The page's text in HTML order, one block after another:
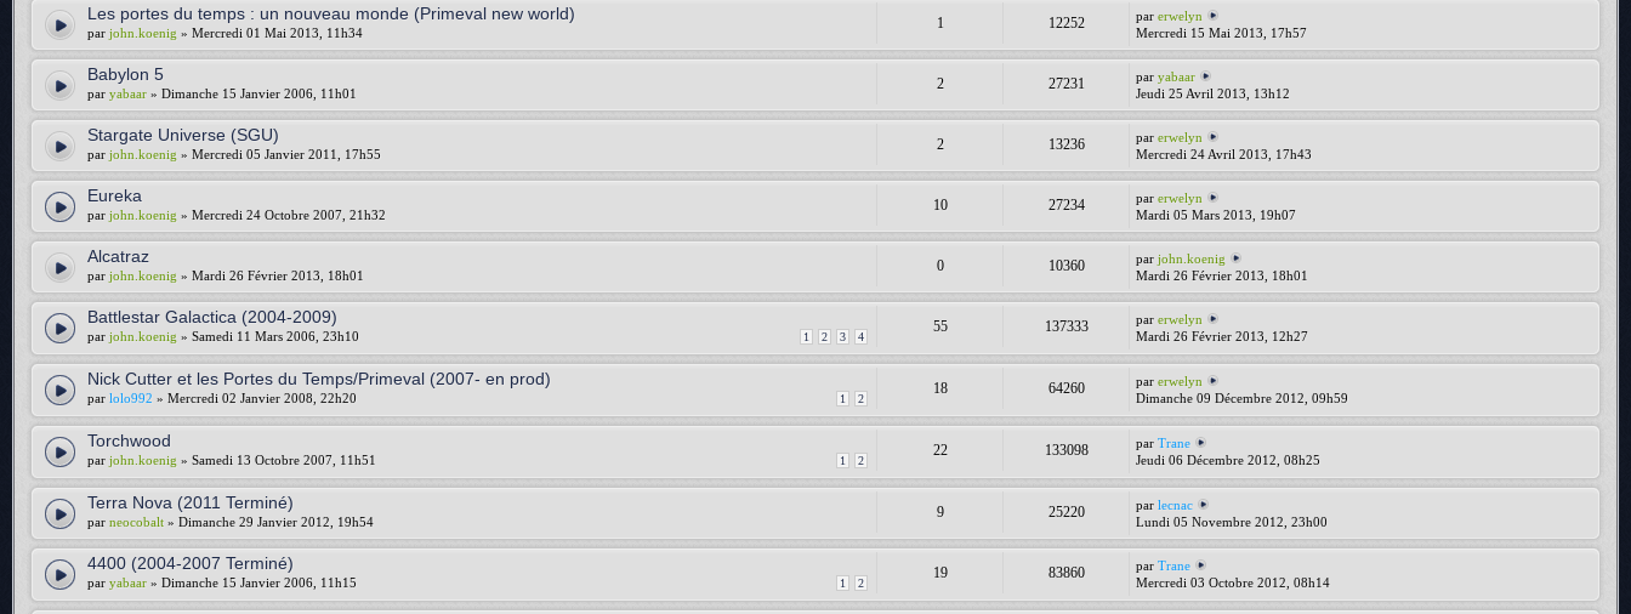
Les portes du temps : un nouveau monde (Primeval new world)
par john.koenig » Mercredi 01 Mai 2013, 11h34
1 12252 parerwelyn
Mercredi 15 Mai 2013, 17h57
Babylon 5
par yabaar » Dimanche 15 Janvier 2006, 11h01
2 27231 paryabaar
Jeudi 25 Avril 2013, 13h12
Stargate Universe (SGU)
par john.koenig » Mercredi 05 Janvier 2011, 17h55
2 13236 parerwelyn
Mercredi 24 Avril 2013, 17h43
Eureka
par john.koenig » Mercredi 24 Octobre 2007, 21h32
10 27234 parerwelyn
Mardi 05 Mars 2013, 19h07
Alcatraz
par john.koenig » Mardi 26 Février 2013, 18h01
0 10360 parjohn.koenig
Mardi 26 Février 2013, 18h01
Battlestar Galactica (2004-2009)
1 2 3 4
par john.koenig » Samedi 11 Mars 2006, 23h10
55 137333 parerwelyn
Mardi 26 Février 2013, 12h27
Nick Cutter et les Portes du Temps/Primeval (2007- en prod)
1 2
par lolo992 » Mercredi 02 Janvier 2008, 22h20
18 64260 parerwelyn
Dimanche 09 Décembre 2012, 09h59
Torchwood
1 2
par john.koenig » Samedi 13 Octobre 2007, 11h51
22 133098 parTrane
Jeudi 06 Décembre 2012, 08h25
Terra Nova (2011 Terminé)
par neocobalt » Dimanche 29 Janvier 2012, 19h54
9 25220 parlecnac
Lundi 05 Novembre 2012, 23h00
4400 (2004-2007 Terminé)
1 2
par yabaar » Dimanche 15 Janvier 2006, 11h15
19 83860 parTrane
Mercredi 03 Octobre 2012, 08h14